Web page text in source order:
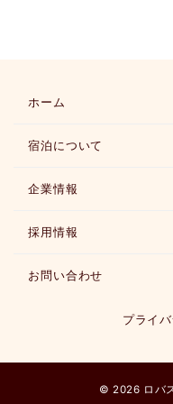
ホーム
宿泊について
企業情報
採用情報
お問い合わせ
プライ
© 2026 ロバ